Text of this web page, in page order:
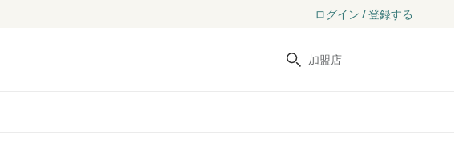
ログイン / 登録する
検索